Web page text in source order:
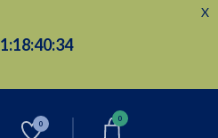
1:18:40:33
X
0
0